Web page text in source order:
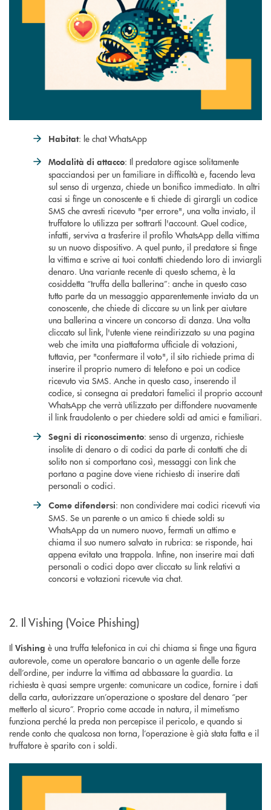
Habitat: le chat WhatsApp
Modalità di attacco: Il predatore agisce solitamente
spacciandosi per un familiare in difficoltà e, facendo leva
sul senso di urgenza, chiede un bonifico immediato. In altri
casi si finge un conoscente e ti chiede di girargli un codice
SMS che avresti ricevuto "per errore", una volta inviato, il
truffatore lo utilizza per sottrarti l'account. Quel codice,
infatti, serviva a trasferire il profilo WhatsApp della vittima
su un nuovo dispositivo. A quel punto, il predatore si finge
la vittima e scrive ai tuoi contatti chiedendo loro di inviargli
denaro. Una variante recente di questo schema, è la
cosiddetta “truffa della ballerina”: anche in questo caso
tutto parte da un messaggio apparentemente inviato da un
conoscente, che chiede di cliccare su un link per aiutare
una ballerina a vincere un concorso di danza. Una volta
cliccato sul link, l'utente viene reindirizzato su una pagina
web che imita una piattaforma ufficiale di votazioni,
tuttavia, per "confermare il voto", il sito richiede prima di
inserire il proprio numero di telefono e poi un codice
ricevuto via SMS. Anche in questo caso, inserendo il
codice, si consegna ai predatori famelici il proprio account
WhatsApp che verrà utilizzato per diffondere nuovamente
il link fraudolento o per chiedere soldi ad amici e familiari.
Segni di riconoscimento: senso di urgenza, richieste
insolite di denaro o di codici da parte di contatti che di
solito non si comportano così, messaggi con link che
portano a pagine dove viene richiesto di inserire dati
personali o codici.
Come difendersi: non condividere mai codici ricevuti via
SMS. Se un parente o un amico ti chiede soldi su
WhatsApp da un numero nuovo, fermati un attimo e
chiama il suo numero salvato in rubrica: se risponde, hai
appena evitato una trappola. Infine, non inserire mai dati
personali o codici dopo aver cliccato su link relativi a
concorsi e votazioni ricevute via chat.
2. Il Vishing (Voice Phishing)
Il Vishing è una truffa telefonica in cui chi chiama si finge una figura
autorevole, come un operatore bancario o un agente delle forze
dell’ordine, per indurre la vittima ad abbassare la guardia. La
richiesta è quasi sempre urgente: comunicare un codice, fornire i dati
della carta, autorizzare un’operazione o spostare del denaro “per
metterlo al sicuro”. Proprio come accade in natura, il mimetismo
funziona perché la preda non percepisce il pericolo, e quando si
rende conto che qualcosa non torna, l’operazione è già stata fatta e il
truffatore è sparito con i soldi.